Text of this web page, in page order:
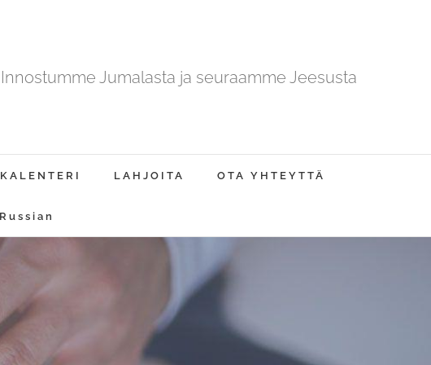
Innostumme Jumalasta ja seuraamme Jeesusta
KALENTERI LAHJOITA OTA YHTEYTTÄ
Russian